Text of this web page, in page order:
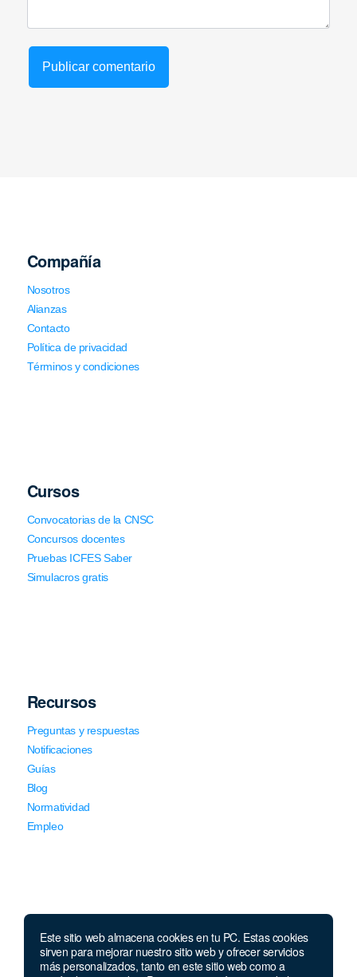
Este sitio web almacena cookies en tu PC. Estas cookies
sirven para mejorar nuestro sitio web y ofrecer servicios
más personalizados, tanto en este sitio web como a
Compañía
Nosotros
Alianzas
Contacto
Política de privacidad
Términos y condiciones
Cursos
Convocatorias de la CNSC
Concursos docentes
Pruebas ICFES Saber
Simulacros gratis
Recursos
Preguntas y respuestas
Notificaciones
Guías
Blog
Normatividad
Empleo
Llámanos